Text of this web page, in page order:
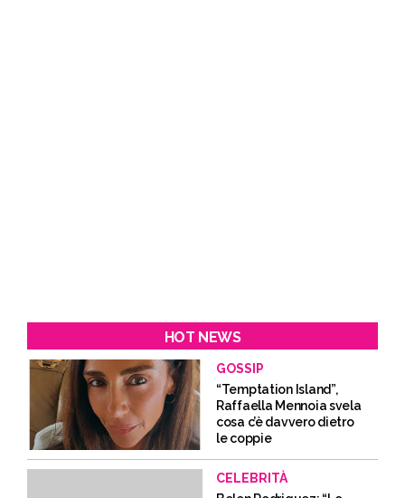
HOT NEWS
GOSSIP
“Temptation Island”,
Raffaella Mennoia svela
cosa c’è davvero dietro
le coppie
CELEBRITÀ